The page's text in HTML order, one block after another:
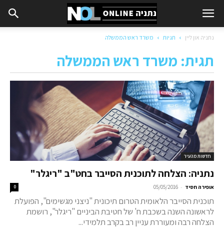
נתניה און ליין תגיות משרד ראש הממשלה
תגית: משרד ראש הממשלה
חדשות מהעיר
נתניה: הצלחה לתוכנית הסייבר בחט"ב "ריגלר"
אופירה חסיד -
05/05/2016
0
תוכנית הסייבר הלאומית הטרום תיכונית "ניצני מגשימים", הפועלת
לראשונה השנה בשכבת ח' של חטיבת הביניים "ריגלר", רושמת
הצלחה רבה ומעוררת עניין רב בקרב תלמידי...